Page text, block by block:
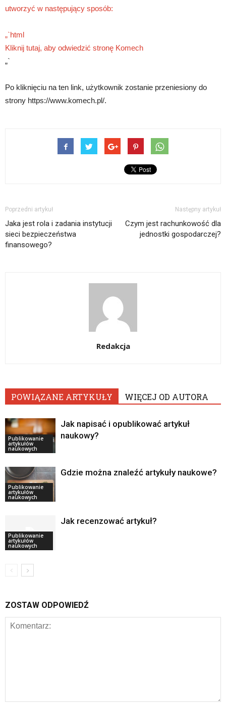
utworzyć w następujący sposób:
„`html
Kliknij tutaj, aby odwiedzić stronę Komech
„`
Po kliknięciu na ten link, użytkownik zostanie przeniesiony do
strony https://www.komech.pl/.
Poprzedni artykuł
Jaka jest rola i zadania instytucji
sieci bezpieczeństwa
finansowego?
Następny artykuł
Czym jest rachunkowość dla
jednostki gospodarczej?
Redakcja
POWIĄZANE ARTYKUŁY WIĘCEJ OD AUTORA
Publikowanie
artykułów
naukowych
Jak napisać i opublikować artykuł
naukowy?
Publikowanie
artykułów
naukowych
Gdzie można znaleźć artykuły naukowe?
Publikowanie
artykułów
naukowych
Jak recenzować artykuł?
ZOSTAW ODPOWIEDŹ